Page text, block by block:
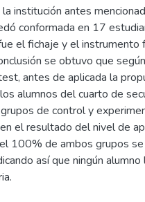
institución antes
conformada en 17
el fichaje y el instrumento
se obtuvo que
antes de aplicada la
alumnos del cuarto de
de control y
el resultado del nivel de
100% de ambos grupos se
así que ningún